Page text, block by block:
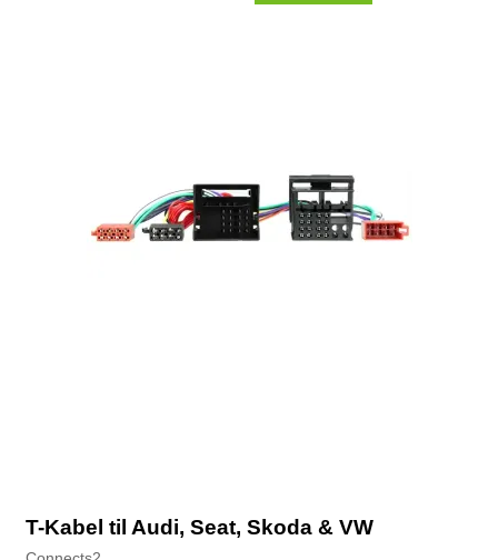
T-Kabel til Audi, Seat, Skoda & VW